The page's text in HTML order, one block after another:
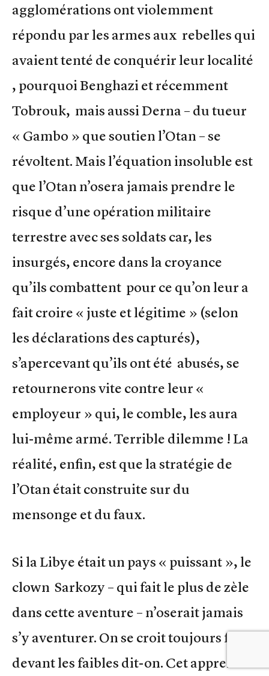
agglomérations ont violemment
répondu par les armes aux rebelles qui
avaient tenté de conquérir leur localité
, pourquoi Benghazi et récemment
Tobrouk, mais aussi Derna – du tueur
« Gambo » que soutien l’Otan – se
révoltent. Mais l’équation insoluble est
que l’Otan n’osera jamais prendre le
risque d’une opération militaire
terrestre avec ses soldats car, les
insurgés, encore dans la croyance
qu’ils combattent pour ce qu’on leur a
fait croire « juste et légitime » (selon
les déclarations des capturés),
s’apercevant qu’ils ont été abusés, se
retournerons vite contre leur «
employeur » qui, le comble, les aura
lui-même armé. Terrible dilemme ! La
réalité, enfin, est que la stratégie de
l’Otan était construite sur du
mensonge et du faux.
Si la Libye était un pays « puissant », le
clown Sarkozy – qui fait le plus de zèle
dans cette aventure – n’oserait jamais
s’y aventurer. On se croit toujours fort
devant les faibles dit-on. Cet apprenti